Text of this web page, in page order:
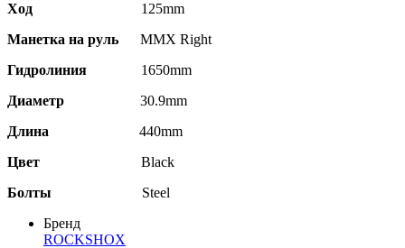
Ход
125mm
Манетка на руль MMX Right
Гидролиния
1650mm
Диаметр
30.9mm
Длина
440mm
Цвет
Black
Болты
Steel
Бренд
ROCKSHOX